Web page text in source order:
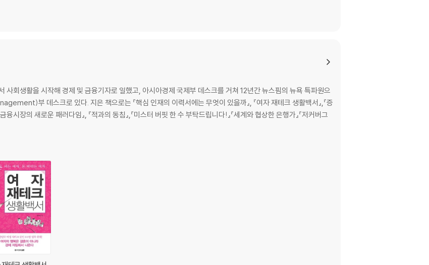
사회생활을 시작해 경제 및 금융기자로 일했고, 아시아경제 국제부 데스크를 거쳐 12년간 뉴스핌의 뉴욕 특파원으
부 데스크로 있다. 지은 책으로는 『핵심 인재의 이력서에는 무엇이 있을까』, 『여자 재테크 생활백서』,『증
시장의 새로운 패러다임』, 『적과의 동침』,『미스터 버핏 한 수 부탁드립니다!』『세계와 협상한 은행가』『저커버그